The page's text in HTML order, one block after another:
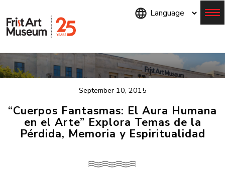
September 10, 2015
“Cuerpos Fantasmas: El Aura Humana
en el Arte” Explora Temas de la
Pérdida, Memoria y Espiritualidad